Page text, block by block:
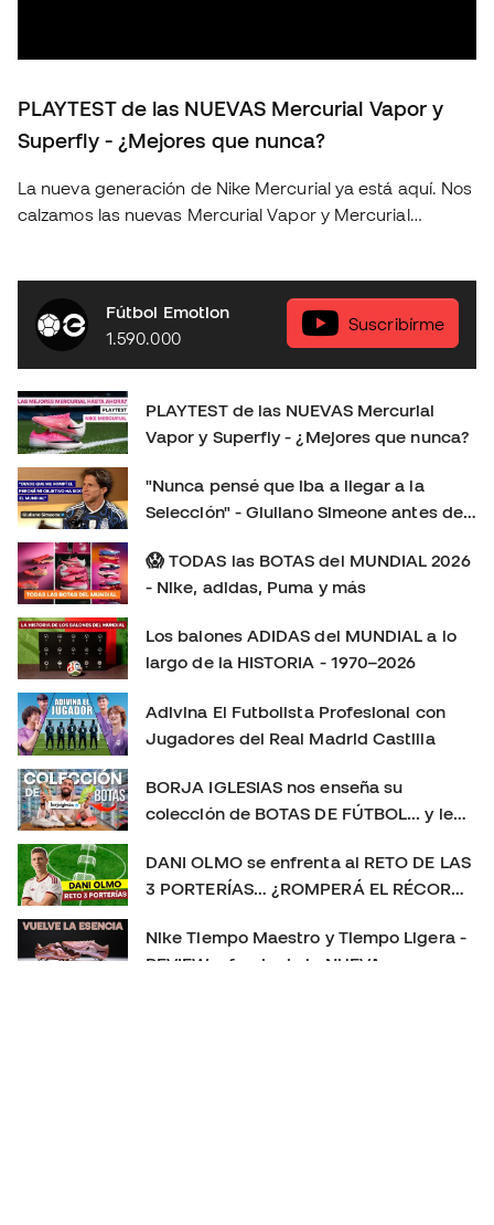
PLAYTEST de las NUEVAS Mercurial Vapor y
Superfly - ¿Mejores que nunca?
La nueva generación de Nike Mercurial ya está aquí. Nos
calzamos las nuevas Mercurial Vapor y Mercurial
respecto a la generación anterior. En este playtest
analizamos: 👟 Ajuste y comodidad. ⚽ Sensaciones con
el balón. 🚀 Tracción, aceleración y cambios de ritmo. 🔍
Todas las novedades de esta nueva generación. 🤔
¿Merecen la pena? ¿Cuál elegir: Vapor o Superfly?
Déjanos en los comentarios tu opinión: ¿Eres más de
Mercurial Vapor o de Mercurial Superfly? 👇 Consíguelas
aquí:
https://www.futbolemotion.com/es/categoria/botas-de-
futbol/nike/linea-mercurial-velocidad Síguenos para no
perderte más playtests, comparativas y reviews de las
últimas botas de fútbol: Instagram:
https://www.tiktok.com/@futbolemotion X:
https://x.com/futbolemotion #Mercurial #NikeFootball
#MercurialVapor #MercurialSuperfly #BotasDeFútbol
#Playtest #Review #futbolemotion #botasdefutbol
#futbol #nikemercurial soloporteros_portada_es _es
Fútbol Emotion
1.590.000
Suscribírme
PLAYTEST de las NUEVAS Mercurial
Vapor y Superfly - ¿Mejores que nunca?
"Nunca pensé que iba a llegar a la
Selección" - Giuliano Simeone antes de
😱 TODAS las BOTAS del MUNDIAL 2026
- Nike, adidas, Puma y más
Los balones ADIDAS del MUNDIAL a lo
largo de la HISTORIA - 1970–2026
Adivina El Futbolista Profesional con
Jugadores del Real Madrid Castilla
BORJA IGLESIAS nos enseña su
colección de BOTAS DE FÚTBOL... y le
DANI OLMO se enfrenta al RETO DE LAS
3 PORTERÍAS… ¿ROMPERÁ EL RÉCORD?
Nike Tiempo Maestro y Tiempo Ligera -
REVIEW a fondo de la NUEVA